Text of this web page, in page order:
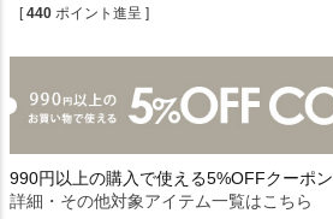
[ 440 ポイント進呈 ]
990円以上の購入で使える5%OFFクーポン
詳細・その他対象アイテム一覧はこちら